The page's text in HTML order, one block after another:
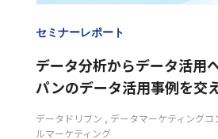
セミナーレポート
データ分析からデータ活用
パンのデータ活用事例を交
データドリブン データマーケティングコ
ルマーケティング